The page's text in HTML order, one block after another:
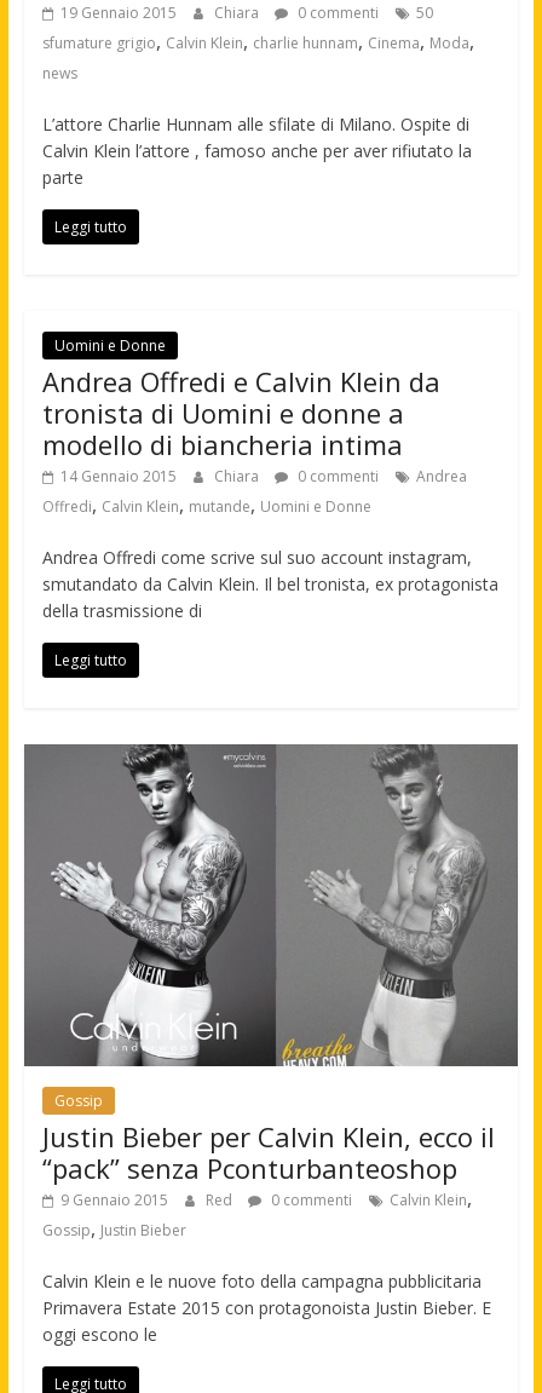
19 Gennaio 2015 Chiara 0 commenti
50
sfumature grigio, Calvin Klein, charlie hunnam, Cinema, Moda,
news
L’attore Charlie Hunnam alle sfilate di Milano. Ospite di
Calvin Klein l’attore , famoso anche per aver rifiutato la
parte
Leggi tutto
Uomini e Donne
Andrea Offredi e Calvin Klein da
tronista di Uomini e donne a
modello di biancheria intima
14 Gennaio 2015 Chiara 0 commenti
Andrea
Offredi, Calvin Klein, mutande, Uomini e Donne
Andrea Offredi come scrive sul suo account instagram,
smutandato da Calvin Klein. Il bel tronista, ex protagonista
della trasmissione di
Leggi tutto
Gossip
Justin Bieber per Calvin Klein, ecco il
“pack” senza Pconturbanteoshop
9 Gennaio 2015 Red 0 commenti Calvin Klein,
Gossip, Justin Bieber
Calvin Klein e le nuove foto della campagna pubblicitaria
Primavera Estate 2015 con protagonoista Justin Bieber. E
oggi escono le
Leggi tutto